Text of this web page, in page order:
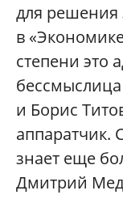
для решения
в
степени это
и Борис
аппаратчик.
знает еще
Дмитрий